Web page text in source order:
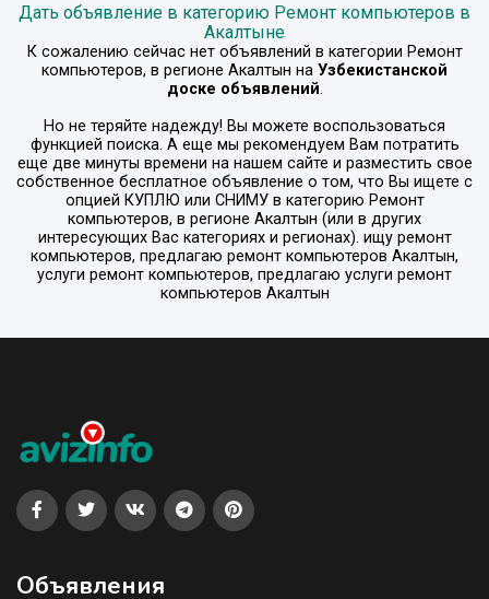
Дать объявление в категорию Ремонт компьютеров в
Акалтыне
К сожалению сейчас нет объявлений в категории Ремонт
компьютеров, в регионе Акалтын на Узбекистанской
доске объявлений.
Но не теряйте надежду! Вы можете воспользоваться
функцией поиска. А еще мы рекомендуем Вам потратить
еще две минуты времени на нашем сайте и разместить свое
собственное бесплатное объявление о том, что Вы ищете с
опцией КУПЛЮ или СНИМУв категорию Ремонт
компьютеров, в регионе Акалтын (или в других
интересующих Вас категориях и регионах). ищу ремонт
компьютеров, предлагаю ремонт компьютеров Акалтын,
услуги ремонт компьютеров, предлагаю услуги ремонт
компьютеров Акалтын
Объявления